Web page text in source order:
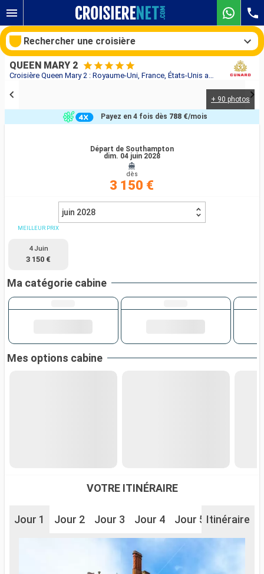
Croisière Queen Mary 2 : Royaume-Uni, France, États-Unis au départ de Southampton
QUEEN MARY 2
+ 90 photos
Départ de Southampton
dim. 04 juin 2028
dès
3 150 €
Payez en 4 fois dès 788 €/mois
juin 2028
MEILLEUR PRIX
4 Juin
3 150 €
Ma catégorie cabine
Mes options cabine
VOTRE ITINÉRAIRE
Jour 1 Jour 2 Jour 3 Jour 4 Jour 5 Jour 6
Itinéraire
Rechercher une croisière
Compagnies
Rechercher